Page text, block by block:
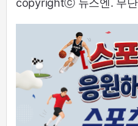
copyrightⓒ 뉴스엔. 무단